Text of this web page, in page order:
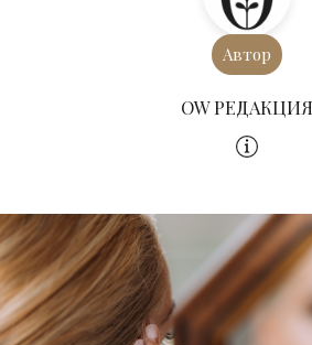
Автор
OW РЕДАКЦИЯ